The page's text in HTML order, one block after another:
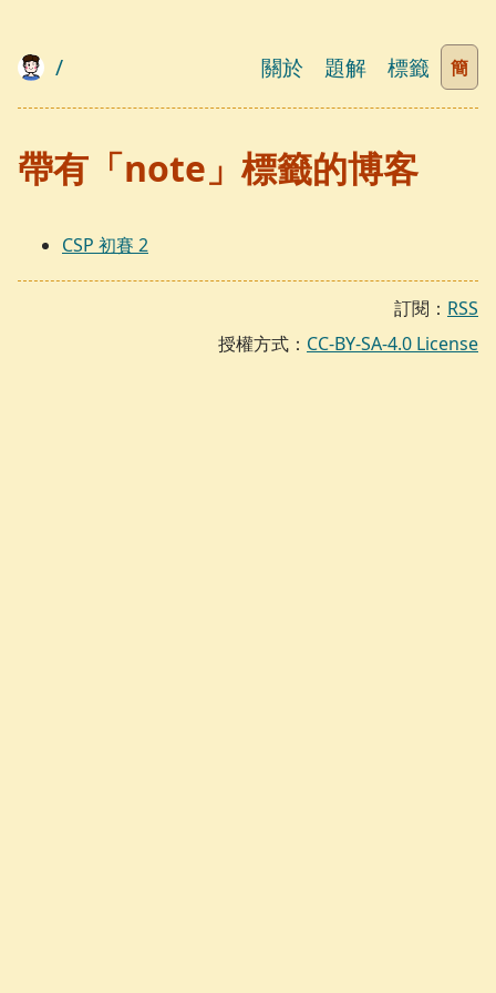
/ 關於 題解 標籤 簡
帶有「note」標籤的博客
CSP 初賽 2
訂閱： RSS
授權方式： CC-BY-SA-4.0 License